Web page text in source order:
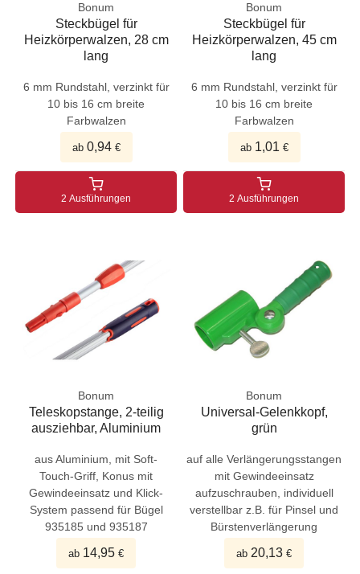
Bonum
Steckbügel für
Heizkörperwalzen, 28 cm
lang
6 mm Rundstahl, verzinkt für
10 bis 16 cm breite
Farbwalzen
ab 0,94€
2 Ausführungen
Bonum
Steckbügel für
Heizkörperwalzen, 45 cm
lang
6 mm Rundstahl, verzinkt für
10 bis 16 cm breite
Farbwalzen
ab 1,01€
2 Ausführungen
Bonum
Teleskopstange, 2-teilig
ausziehbar, Aluminium
aus Aluminium, mit Soft-
Touch-Griff, Konus mit
Gewindeeinsatz und Klick-
System passend für Bügel
935185 und 935187
ab 14,95 €
Bonum
Universal-Gelenkkopf,
grün
auf alle Verlängerungsstangen
mit Gewindeeinsatz
aufzuschrauben, individuell
verstellbar z.B. für Pinsel und
Bürstenverlängerung
ab 20,13 €